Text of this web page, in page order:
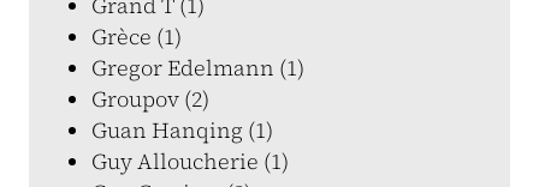
Grèce (1)
Gregor Edelmann (1)
Groupov (2)
Guan Hanqing (1)
Guy Alloucherie (1)